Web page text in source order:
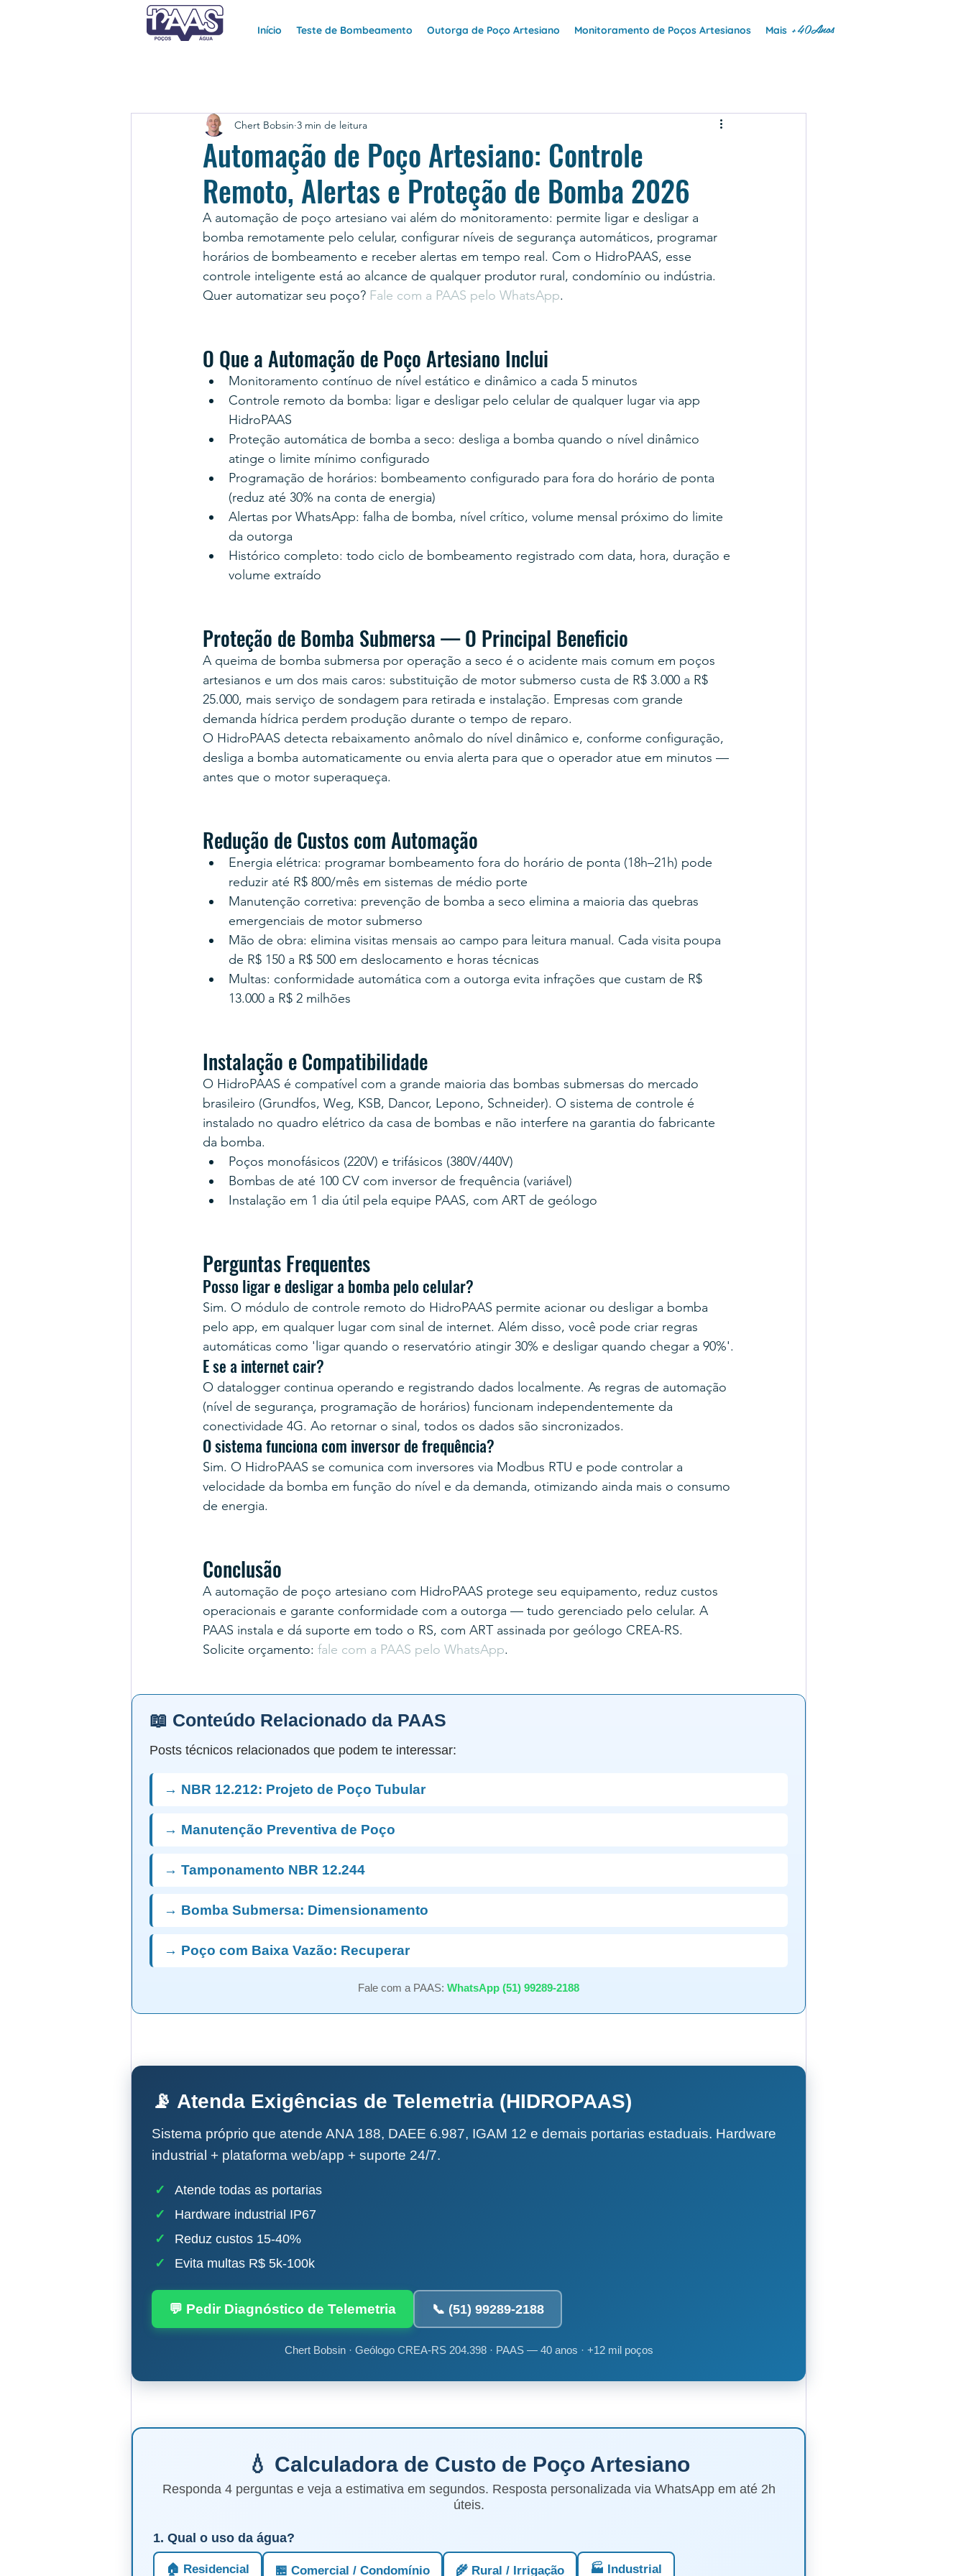
Início Teste de Bombeamento Outorga de Poço Artesiano Monitoramento de Poços Artesianos Mais +40Anos
Automação de Poço Artesiano: Controle
Remoto, Alertas e Proteção de Bomba 2026
Chert Bobsin 3 min de leitura
A automação de poço artesiano vai além do monitoramento: permite ligar e desligar a
bomba remotamente pelo celular, configurar níveis de segurança automáticos, programar
horários de bombeamento e receber alertas em tempo real. Com o HidroPAAS, esse
controle inteligente está ao alcance de qualquer produtor rural, condomínio ou indústria.
Quer automatizar seu poço? Fale com a PAAS pelo WhatsApp.
O Que a Automação de Poço Artesiano Inclui
Monitoramento contínuo de nível estático e dinâmico a cada 5 minutos
Controle remoto da bomba: ligar e desligar pelo celular de qualquer lugar via app
HidroPAAS
Proteção automática de bomba a seco: desliga a bomba quando o nível dinâmico
atinge o limite mínimo configurado
Programação de horários: bombeamento configurado para fora do horário de ponta
(reduz até 30% na conta de energia)
Alertas por WhatsApp: falha de bomba, nível crítico, volume mensal próximo do limite
da outorga
Histórico completo: todo ciclo de bombeamento registrado com data, hora, duração e
volume extraído
Proteção de Bomba Submersa — O Principal Beneficio
A queima de bomba submersa por operação a seco é o acidente mais comum em poços
artesianos e um dos mais caros: substituição de motor submerso custa de R$ 3.000 a R$
25.000, mais serviço de sondagem para retirada e instalação. Empresas com grande
demanda hídrica perdem produção durante o tempo de reparo.
O HidroPAAS detecta rebaixamento anômalo do nível dinâmico e, conforme configuração,
desliga a bomba automaticamente ou envia alerta para que o operador atue em minutos —
antes que o motor superaqueça.
Redução de Custos com Automação
Energia elétrica: programar bombeamento fora do horário de ponta (18h–21h) pode
reduzir até R$ 800/mês em sistemas de médio porte
Manutenção corretiva: prevenção de bomba a seco elimina a maioria das quebras
emergenciais de motor submerso
Mão de obra: elimina visitas mensais ao campo para leitura manual. Cada visita poupa
de R$ 150 a R$ 500 em deslocamento e horas técnicas
Multas: conformidade automática com a outorga evita infrações que custam de R$
13.000 a R$ 2 milhões
Instalação e Compatibilidade
O HidroPAAS é compatível com a grande maioria das bombas submersas do mercado
brasileiro (Grundfos, Weg, KSB, Dancor, Lepono, Schneider). O sistema de controle é
instalado no quadro elétrico da casa de bombas e não interfere na garantia do fabricante
da bomba.
Poços monofásicos (220V) e trifásicos (380V/440V)
Bombas de até 100 CV com inversor de frequência (variável)
Instalação em 1 dia útil pela equipe PAAS, com ART de geólogo
Perguntas Frequentes
Posso ligar e desligar a bomba pelo celular?
Sim. O módulo de controle remoto do HidroPAAS permite acionar ou desligar a bomba
pelo app, em qualquer lugar com sinal de internet. Além disso, você pode criar regras
automáticas como 'ligar quando o reservatório atingir 30% e desligar quando chegar a 90%'.
E se a internet cair?
O datalogger continua operando e registrando dados localmente. As regras de automação
(nível de segurança, programação de horários) funcionam independentemente da
conectividade 4G. Ao retornar o sinal, todos os dados são sincronizados.
O sistema funciona com inversor de frequência?
Sim. O HidroPAAS se comunica com inversores via Modbus RTU e pode controlar a
velocidade da bomba em função do nível e da demanda, otimizando ainda mais o consumo
de energia.
Conclusão
A automação de poço artesiano com HidroPAAS protege seu equipamento, reduz custos
operacionais e garante conformidade com a outorga — tudo gerenciado pelo celular. A
PAAS instala e dá suporte em todo o RS, com ART assinada por geólogo CREA-RS.
Solicite orçamento: fale com a PAAS pelo WhatsApp.
📖 Conteúdo Relacionado da PAAS
Posts técnicos relacionados que podem te interessar:
→ NBR 12.212: Projeto de Poço Tubular
→ Manutenção Preventiva de Poço
→ Tamponamento NBR 12.244
→ Bomba Submersa: Dimensionamento
→ Poço com Baixa Vazão: Recuperar
Fale com a PAAS: WhatsApp (51) 99289-2188
📡 Atenda Exigências de Telemetria (HIDROPAAS)
Sistema próprio que atende ANA 188, DAEE 6.987, IGAM 12 e demais portarias estaduais. Hardware
industrial + plataforma web/app + suporte 24/7.
✓
Atende todas as portarias
✓
Hardware industrial IP67
✓
Reduz custos 15-40%
✓
Evita multas R$ 5k-100k
💬 Pedir Diagnóstico de Telemetria 📞 (51) 99289-2188
Chert Bobsin · Geólogo CREA-RS 204.398 · PAAS — 40 anos · +12 mil poços
💧 Calculadora de Custo de Poço Artesiano
Responda 4 perguntas e veja a estimativa em segundos. Resposta personalizada via WhatsApp em até 2h
úteis.
1. Qual o uso da água?
🏠 Residencial 🏪 Comercial / Condomínio 🌾 Rural / Irrigação 🏭 Industrial